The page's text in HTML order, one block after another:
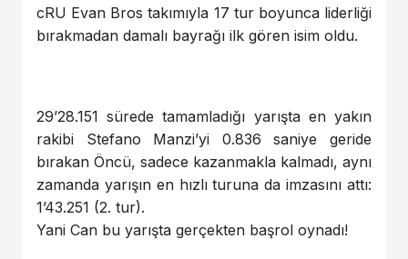
cRU Evan Bros takımıyla 17 tur boyunca liderliği
bırakmadan damalı bayrağı ilk gören isim oldu.
29’28.151 sürede tamamladığı yarışta en yakın
rakibi Stefano Manzi’yi 0.836 saniye geride
bırakan Öncü, sadece kazanmakla kalmadı, aynı
zamanda yarışın en hızlı turuna da imzasını attı:
1’43.251 (2. tur).
Yani Can bu yarışta gerçekten başrol oynadı!